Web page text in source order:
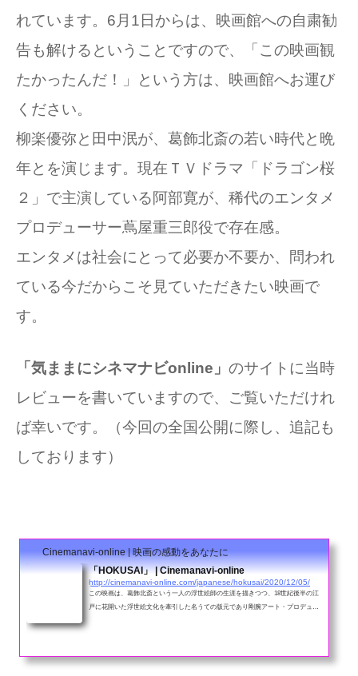
れています。6月1日からは、映画館への自粛勧
告も解けるということですので、「この映画観
たかったんだ！」という方は、映画館へお運び
ください。
柳楽優弥と田中泯が、葛飾北斎の若い時代と晩
年とを演じます。現在ＴＶドラマ「ドラゴン桜
２」で主演している阿部寛が、稀代のエンタメ
プロデューサー蔦屋重三郎役で存在感。
エンタメは社会にとって必要か不要か、問われ
ている今だからこそ見ていただきたい映画で
す。
「気ままにシネマナビonline」 のサイトに当時
レビューを書いていますので、ご覧いただけれ
ば幸いです。
（今回の全国公開に際し、追記も
しております）
Cinemanavi-online | 映画の感動をあなたに
「HOKUSAI」 | Cinemanavi-online
http://cinemanavi-online.com/japanese/hokusai/2020/12/05/
この映画は、葛飾北斎という一人の浮世絵師の生涯を描きつつ、18世紀後半の江
戸に花開いた浮世絵文化を牽引した名うての版元であり剛腕アート・プロデュー